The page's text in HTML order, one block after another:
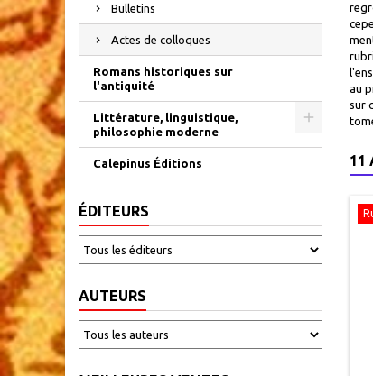
Bulletins
Actes de colloques
Romans historiques sur
l'antiquité
Littérature, linguistique,
philosophie moderne
Calepinus Éditions
ÉDITEURS
AUTEURS
au
sur
11